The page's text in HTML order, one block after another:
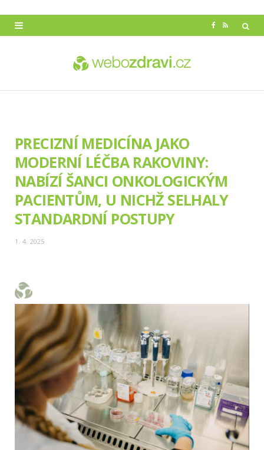
R
PRECIZNÍ MEDICÍNA JAKO
MODERNÍ LÉČBA RAKOVINY:
NABÍZÍ ŠANCI ONKOLOGICKÝM
PACIENTŮM, U NICHŽ SELHALY
STANDARDNÍ POSTUPY
1. 4. 2025